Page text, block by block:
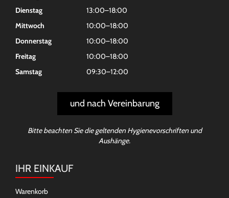
Dienstag
13:00–18:00
Mittwoch
10:00–18:00
Donnerstag
10:00–18:00
Freitag
10:00–18:00
Samstag
09:30–12:00
und nach Vereinbarung
Bitte beachten Sie die geltenden Hygienevorschriften und
Aushänge.
IHR EINKAUF
Warenkorb